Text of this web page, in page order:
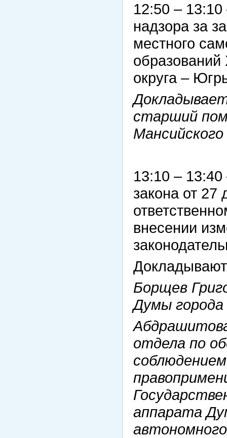
12:50 – 13:10
надзора за
местного
образований
округа –
старший
13:10 –
закона от
внесении
Борщев
Думы
отдела по
аппарата